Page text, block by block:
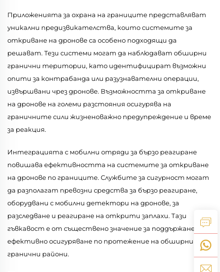
Приложенията за охрана на границите представляват
уникални предизвикателства, които системите за
откриване на дронове са особено подходящи да
решават. Тези системи могат да наблюдават обширни
гранични територии, като идентифицират възможни
опити за контрабанда или разузнавателни операции,
извършвани чрез дронове. Възможността за откриване
на дронове на големи разстояния осигурява на
граничните сили жизненоважно предупреждение и време
за реакция.
Интеграцията с мобилни отряди за бързо реагиране
повишава ефективността на системите за откриване
на дронове по границите. Службите за сигурност могат
да разполагат превозни средства за бързо реагиране,
оборудвани с мобилни детектори на дронове, за
разследване и реагиране на открити заплахи. Тази
гъвкавост е от съществено значение за поддържане на
ефективно осигуряване по протежение на обширни
гранични райони.